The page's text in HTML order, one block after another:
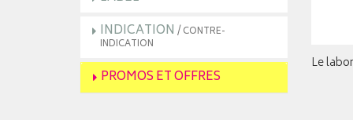
INDICATION / CONTRE-
INDICATION
PROMOS ET OFFRES
Le